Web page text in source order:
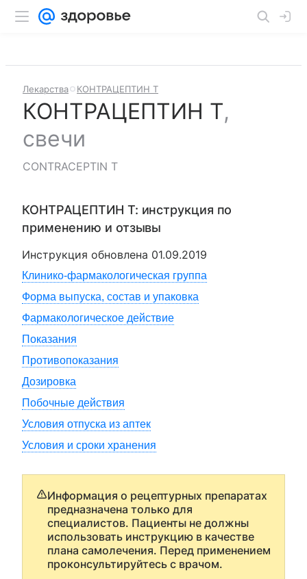
Лекарства КОНТРАЦЕПТИН Т
КОНТРАЦЕПТИН Т,
свечи
CONTRACEPTIN T
КОНТРАЦЕПТИН Т: инструкция по
применению и отзывы
Инструкция обновлена 01.09.2019
Клинико-фармакологическая группа
Форма выпуска, состав и упаковка
Фармакологическое действие
Показания
Противопоказания
Дозировка
Побочные действия
Условия отпуска из аптек
Условия и сроки хранения
Информация о рецептурных препаратах
предназначена только для
специалистов. Пациенты не должны
использовать инструкцию в качестве
плана самолечения. Перед применением
проконсультируйтесь с врачом.